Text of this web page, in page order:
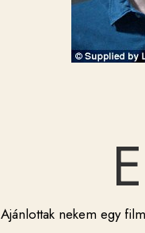
Ajánlottak nekem egy